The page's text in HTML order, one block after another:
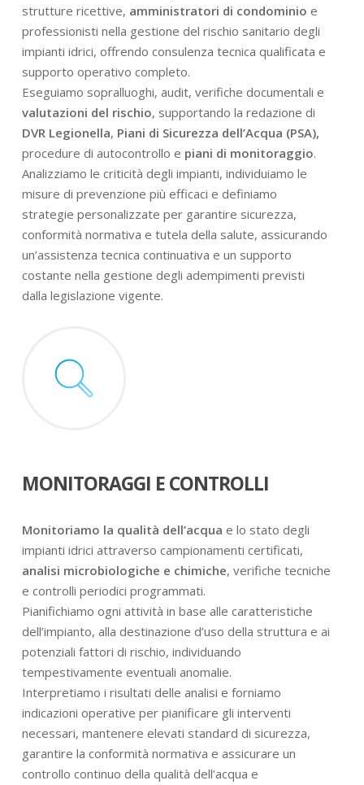
strutture ricettive, amministratori di condominio e
professionisti nella gestione del rischio sanitario degli
impianti idrici, offrendo consulenza tecnica qualificata e
supporto operativo completo.
Eseguiamo sopralluoghi, audit, verifiche documentali e
valutazioni del rischio, supportando la redazione di
DVR Legionella, Piani di Sicurezza dell’Acqua (PSA),
procedure di autocontrollo e piani di monitoraggio.
Analizziamo le criticità degli impianti, individuiamo le
misure di prevenzione più efficaci e definiamo
strategie personalizzate per garantire sicurezza,
conformità normativa e tutela della salute, assicurando
un’assistenza tecnica continuativa e un supporto
costante nella gestione degli adempimenti previsti
dalla legislazione vigente.
MONITORAGGI E CONTROLLI
Monitoriamo la qualità dell’acqua e lo stato degli
impianti idrici attraverso campionamenti certificati,
analisi microbiologiche e chimiche, verifiche tecniche
e controlli periodici programmati.
Pianifichiamo ogni attività in base alle caratteristiche
dell’impianto, alla destinazione d’uso della struttura e ai
potenziali fattori di rischio, individuando
tempestivamente eventuali anomalie.
Interpretiamo i risultati delle analisi e forniamo
indicazioni operative per pianificare gli interventi
necessari, mantenere elevati standard di sicurezza,
garantire la conformità normativa e assicurare un
controllo continuo della qualità dell’acqua e